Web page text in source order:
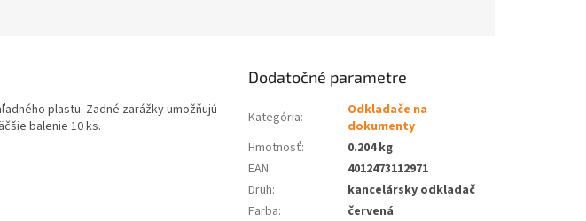
plastu. Zadné zarážky umožňujú
balenie 10 ks.
Dodatočné parametre
Kategória:
Odkladače na
dokumenty
Hmotnosť:
0.204 kg
EAN:
4012473112971
Druh:
kancelársky odkladač
Farba:
červená